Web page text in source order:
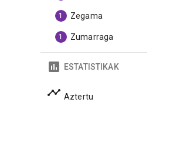
1 Zegama
1 Zumarraga
ESTATISTIKAK
Aztertu